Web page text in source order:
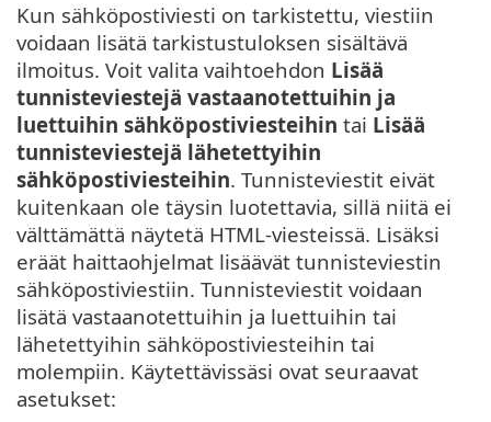
Kun sähköpostiviesti on tarkistettu, viestiin
voidaan lisätä tarkistustuloksen sisältävä
ilmoitus. Voit valita vaihtoehdon Lisää
tunnisteviestejä vastaanotettuihin ja
luettuihin sähköpostiviesteihin tai Lisää
tunnisteviestejä lähetettyihin
sähköpostiviesteihin. Tunnisteviestit eivät
kuitenkaan ole täysin luotettavia, sillä niitä ei
välttämättä näytetä HTML-viesteissä. Lisäksi
eräät haittaohjelmat lisäävät tunnisteviestin
sähköpostiviestiin. Tunnisteviestit voidaan
lisätä vastaanotettuihin ja luettuihin tai
lähetettyihin sähköpostiviesteihin tai
molempiin. Käytettävissäsi ovat seuraavat
asetukset: